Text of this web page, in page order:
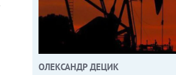
ОЛЕКСАНДР ДЕЦИК